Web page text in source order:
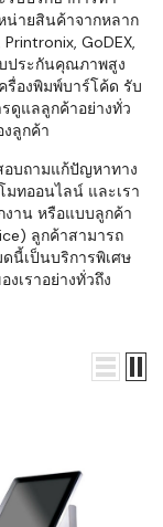
น่ายสินค้าจากหลาก
GoDEX,
ประกันคุณภาพสูง
รื่องพิมพ์บาร์โค้ด รับ
ดูแลลูกค้าอย่างทั่ว
ลูกค้า
อบถามแก้ปัญหาทาง
ทออนไลน์ และเรา
งาน หรือแบบลูกค้า
ลูกค้าสามารถ
นี้เป็นบริการพิเศษ
เราอย่างทั่วถึง